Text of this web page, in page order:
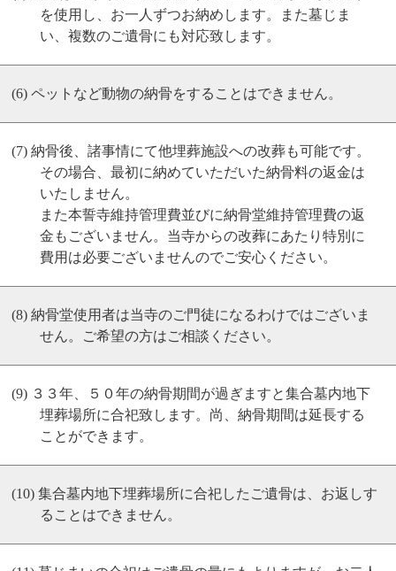
を使用し、お一人ずつお納めします。また墓じま
い、複数のご遺骨にも対応致します。
ペットなど動物の納骨をすることはできません。
納骨後、諸事情にて他埋葬施設への改葬も可能です。
その場合、最初に納めていただいた納骨料の返金は
いたしません。
また本誓寺維持管理費並びに納骨堂維持管理費の返
金もございません。当寺からの改葬にあたり特別に
費用は必要ございませんのでご安心ください。
納骨堂使用者は当寺のご門徒になるわけではございま
せん。ご希望の方はご相談ください。
３３年、５０年の納骨期間が過ぎますと集合墓内地下
埋葬場所に合祀致します。尚、納骨期間は延長する
ことができます。
集合墓内地下埋葬場所に合祀したご遺骨は、お返しす
ることはできません。